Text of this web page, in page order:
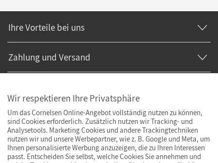
Ihre Vorteile bei uns
Zahlung und Versand
Wir respektieren Ihre Privatsphäre
Um das Cornelsen Online-Angebot vollständig nutzen zu können,
sind Cookies erforderlich. Zusätzlich nutzen wir Tracking- und
Analysetools. Marketing Cookies und andere Trackingtechniken
nutzen wir und unsere Werbepartner, wie z. B. Google und Meta, um
Ihnen personalisierte Werbung anzuzeigen, die zu Ihren Interessen
passt. Entscheiden Sie selbst, welche Cookies Sie annehmen und